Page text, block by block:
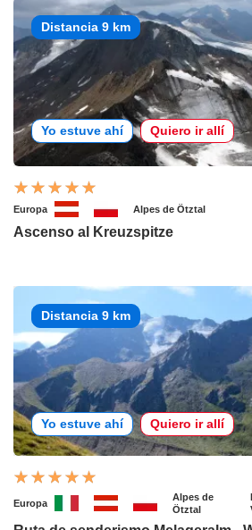
Distancia 9 km
Yo estuve ahí Quiero ir allí
Europa Alpes de Ötztal
Ascenso al Kreuzspitze
Distancia 9 km
Yo estuve ahí Quiero ir allí
Europa
Alpes de
Ötztal